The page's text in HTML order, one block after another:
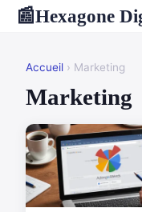
📰Hexagone
Accueil › Marketing
Marketing